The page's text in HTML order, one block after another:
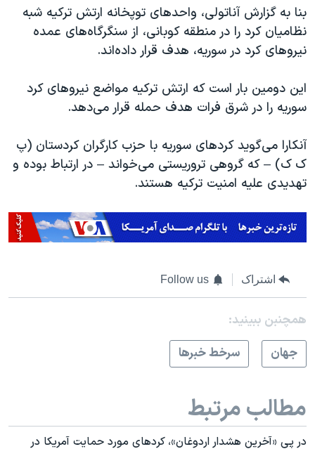
اعتراضات مردمی آبان ۹۸
اسرائیل در جنگ
نرگس محمدی برنده جایزه نوبل صلح
همایش محافظه‌کاران آمریکا «سی‌پک»
صفحه‌های ویژه
سفر پرزیدنت ترامپ به چین
بنا به گزارش آناتولی، واحدهای توپخانه ارتش ترکیه شبه
نظامیان کرد را در منطقه کوبانی، از سنگرگاه‌های عمده
نیروهای کرد در سوریه، هدف قرار داده‌اند.
این دومین بار است که ارتش ترکیه مواضع نیروهای کرد
سوریه را در شرق فرات هدف حمله قرار می‌دهد.
آنکارا می‌گوید کردهای سوریه با حزب کارگران کردستان (پ
ک ک) – که گروهی تروریستی می‌خواند – در ارتباط بوده و
تهدیدی علیه امنیت ترکیه هستند.
اشتراک Follow us
همچنبن ببینید:
جهان
سرخط خبرها
مطالب مرتبط
در پی «آخرین هشدار اردوغان»، کردهای مورد حمایت آمریکا در